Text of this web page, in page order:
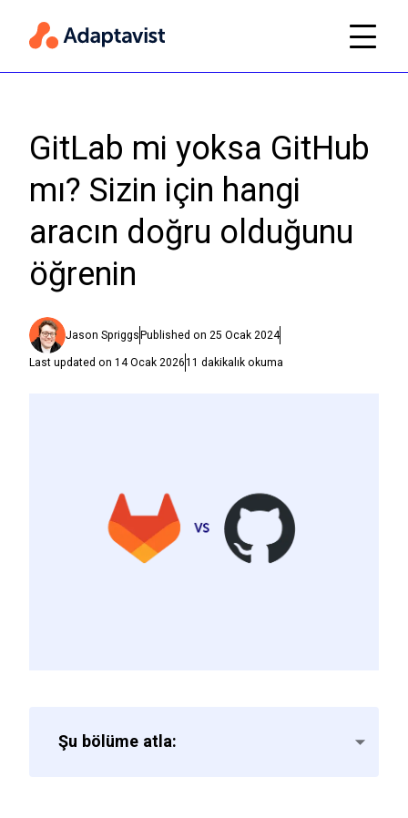
GitLab mi yoksa GitHub
mı? Sizin için hangi
aracın doğru olduğunu
öğrenin
Jason Spriggs Published on 25 Ocak 2024
Last updated on 14 Ocak 202611 dakikalık okuma
Şu bölüme atla: